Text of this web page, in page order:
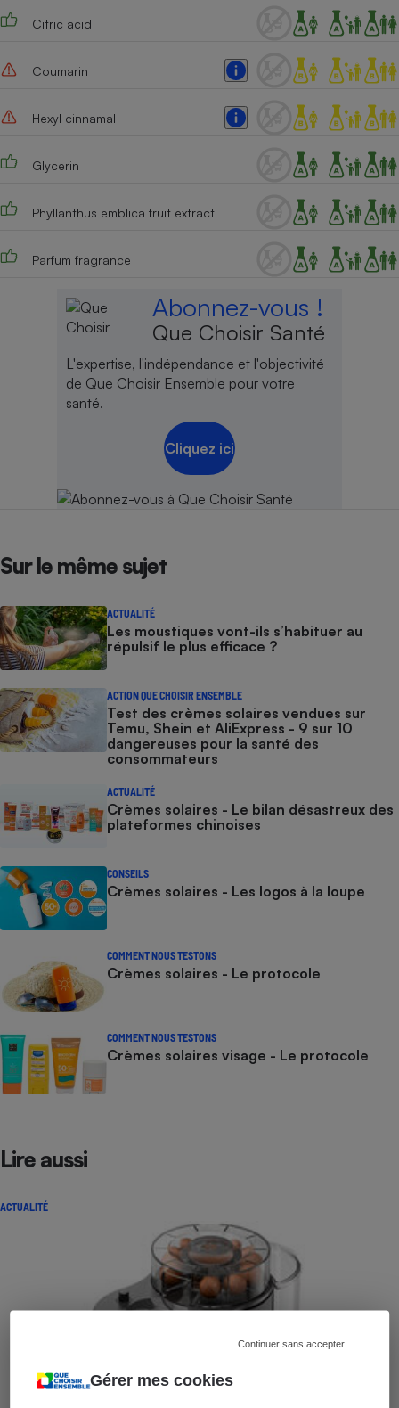
Gérer mes cookies
Continuer sans accepter
Citric acid
Coumarin
Hexyl cinnamal
Glycerin
Phyllanthus emblica fruit extract
Parfum fragrance
Abonnez-vous !
Que Choisir Santé
L'expertise, l'indépendance et l'objectivité
de Que Choisir Ensemble pour votre
santé.
Cliquez ici
Sur le même sujet
ACTUALITÉ
Les moustiques vont-ils s’habituer au
répulsif le plus efficace ?
ACTION QUE CHOISIR ENSEMBLE
Test des crèmes solaires vendues sur
Temu, Shein et AliExpress - 9 sur 10
dangereuses pour la santé des
consommateurs
ACTUALITÉ
Crèmes solaires - Le bilan désastreux des
plateformes chinoises
CONSEILS
Crèmes solaires - Les logos à la loupe
COMMENT NOUS TESTONS
Crèmes solaires - Le protocole
COMMENT NOUS TESTONS
Crèmes solaires visage - Le protocole
Lire aussi
ACTUALITÉ